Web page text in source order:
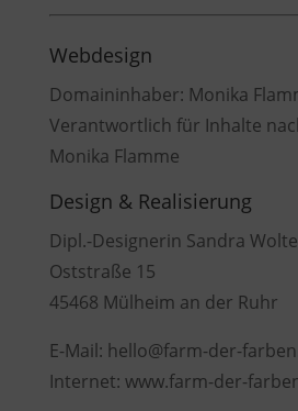
Webdesign
Domaininhaber: Monika
Verantwortlich für Inhalte
Monika Flamme
Design & Realisierung
Dipl.-Designerin Sandra
Oststraße 15
45468 Mülheim an der Ruhr
E-Mail: hello@farm-der-
Internet: www.farm-der-